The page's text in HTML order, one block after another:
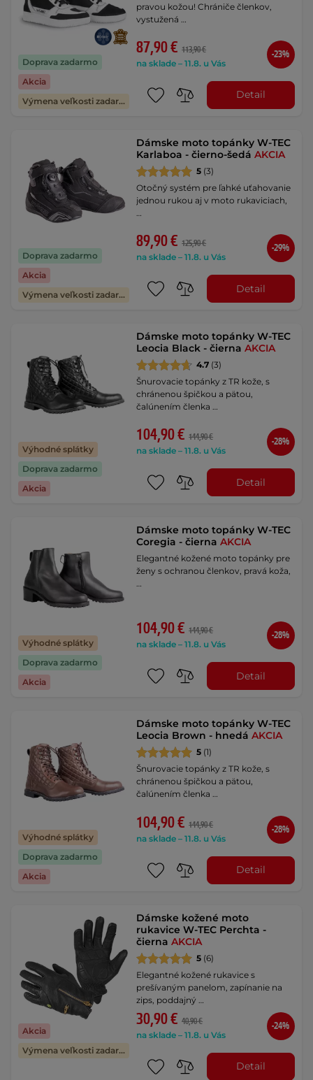
Doprava zadarmo
Akcia
Výmena veľkosti zadarmo
pravou kožou! Chrániče členkov,
vystužená …
87,90 € 113,90 €
na sklade – 11.8. u Vás
-23%
Detail
Doprava zadarmo
Akcia
Výmena veľkosti zadarmo
Dámske moto topánky W-TEC
Karlaboa - čierno-šedáAKCIA
5 (3)
Otočný systém pre ľahké uťahovanie
jednou rukou aj v moto rukaviciach,
89,90 € 125,90 €
na sklade – 11.8. u Vás
-29%
Detail
Výhodné splátky
Doprava zadarmo
Akcia
Dámske moto topánky W-TEC
Leocia Black - čiernaAKCIA
4.7 (3)
Šnurovacie topánky z TR kože, s
chránenou špičkou a pätou,
čalúnením členka …
104,90 € 144,90 €
na sklade – 11.8. u Vás
-28%
Detail
Výhodné splátky
Doprava zadarmo
Akcia
Dámske moto topánky W-TEC
Coregia - čiernaAKCIA
Elegantné kožené moto topánky pre
ženy s ochranou členkov, pravá koža,
…
104,90 € 144,90 €
na sklade – 11.8. u Vás
-28%
Detail
Výhodné splátky
Doprava zadarmo
Akcia
Dámske moto topánky W-TEC
Leocia Brown - hnedáAKCIA
5 (1)
Šnurovacie topánky z TR kože, s
chránenou špičkou a pätou,
čalúnením členka …
104,90 € 144,90 €
na sklade – 11.8. u Vás
-28%
Detail
Akcia
Výmena veľkosti zadarmo
Dámske kožené moto
rukavice W-TEC Perchta -
čiernaAKCIA
5 (6)
Elegantné kožené rukavice s
prešívaným panelom, zapínanie na
zips, poddajný …
30,90 € 40,90 €
na sklade – 11.8. u Vás
-24%
Detail